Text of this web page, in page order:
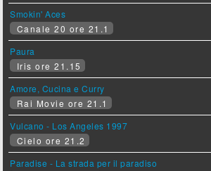
Smokin' Aces
Canale 20 ore 21.1
Paura
Iris ore 21.15
Amore, Cucina e Curry
Rai Movie ore 21.1
Vulcano - Los Angeles 1997
Cielo ore 21.2
Paradise - La strada per il paradiso